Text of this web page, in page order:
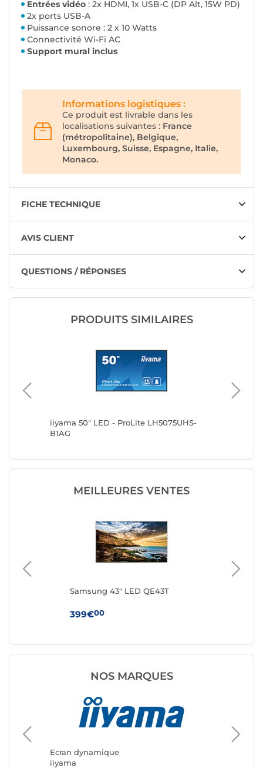
Entrées vidéo : 2x HDMI, 1x USB-C (DP Alt, 15W PD)
2x ports USB-A
Puissance sonore : 2 x 10 Watts
Connectivité Wi-Fi AC
Support mural inclus
Informations logistiques :
Ce produit est livrable dans les
localisations suivantes : France
(métropolitaine), Belgique,
Luxembourg, Suisse, Espagne, Italie,
Monaco.
FICHE TECHNIQUE
AVIS CLIENT
QUESTIONS / RÉPONSES
PRODUITS SIMILAIRES
iiyama 50" LED - ProLite LH5075UHS-
B1AG
MEILLEURES VENTES
Samsung 43" LED QE43T
399€00
NOS MARQUES
Ecran dynamique
iiyama
Ecran